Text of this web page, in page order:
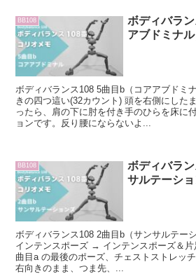
BB108
ボディバラ
アブドミナル
ボディバランス108 5曲目b（コアアブドミ
きの四つ這い(32カウント) 頭を右側にした
ったら、肩の下に肘を付き手のひらを床に
ョンです。反り腰にならないよ...
BB108
ボディバラ
サルテーショ
ボディバランス108 2曲目b（サンサルテー
インテンスポーズ → インテンスポーズ＆
曲目a の最後のポーズ、チェストストレッ
右向きのまま、つま先、...